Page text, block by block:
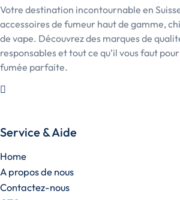
Votre destination incontournable en
accessoires de fumeur haut de gamme,
de vape. Découvrez des marques de
responsables et tout ce qu’il vous faut
fumée parfaite.
Service & Aide
Home
A propos de nous
Contactez-nous